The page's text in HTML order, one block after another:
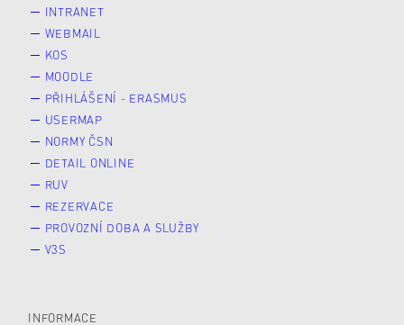
INTRANET
WEBMAIL
KOS
MOODLE
PŘIHLÁŠENÍ - ERASMUS
USERMAP
NORMY ČSN
DETAIL ONLINE
RUV
REZERVACE
PROVOZNÍ DOBA A SLUŽBY
V3S
INFORMACE